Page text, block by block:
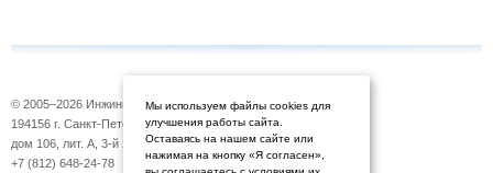
© 2005–2026 Инжиниринговая компания «Газовоз»
194156 г. Санкт-Петербург, Б. Сампсониевский просп.,
дом 106, лит. А, 3-й этаж
+7 (812) 648-24-78
Мы используем файлы cookies для
улучшения работы сайта.
Оставаясь на нашем сайте или
нажимая на кнопку «Я согласен»,